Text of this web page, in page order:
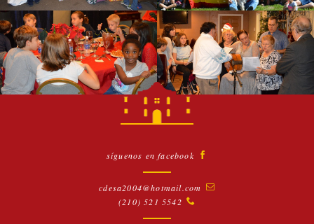
síguenos en facebook
cdesa2004@hotmail.com
(210) 521 5542